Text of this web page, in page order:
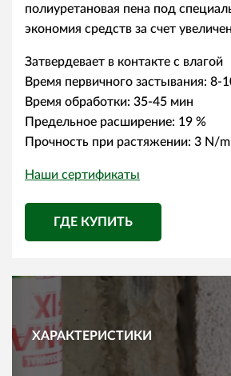
полиуретановая пена под
экономия средств за счет
Затвердевает в контакте с влагой
Время первичного застывания: 8-
Время обработки: 35-45 мин
Предельное расширение: 19 %
Прочность при растяжении: 3 N/
Наши сертификаты
ГДЕ КУПИТЬ
ХАРАКТЕРИСТИКИ